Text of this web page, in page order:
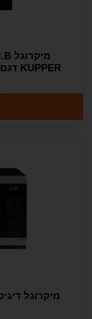
KUPPER דגם M 30500 – שחור – – עודפי יבוא